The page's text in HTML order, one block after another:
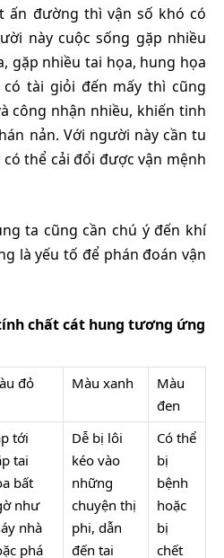
ấn đường thì vận số khó có
này cuộc sống gặp nhiều
gặp nhiều tai họa, hung họa
tài giỏi đến mấy thì cũng
công nhận nhiều, khiến tinh
nản. Với người này cần tu
thể cải đổi được vận mệnh
ta cũng cần chú ý đến khí
là yếu tố để phán đoán vận
chất cát hung tương ứng
đỏ Màu xanh
Màu
đen
tới
tai
bất
như
nhà
phá
Dễ bị lôi
kéo vào
những
chuyện thị
phi, dẫn
đến tai
Có thể
bị
bệnh
hoặc
bị
chết